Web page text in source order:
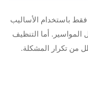
فقط باستخدام الأساليب
المواسير. أما التنظيف
من تكرار المشكلة.